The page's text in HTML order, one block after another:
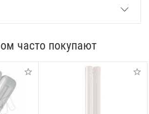
часто покупают